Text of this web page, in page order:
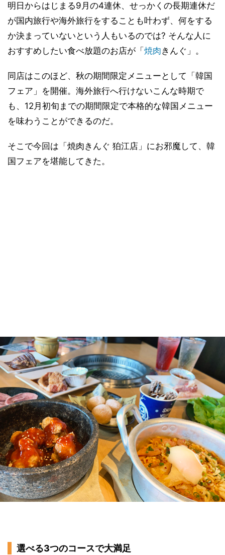
明日からはじまる9月の4連休、せっかくの長期連休だ
が国内旅行や海外旅行をすることも叶わず、何をする
か決まっていないという人もいるのでは? そんな人に
おすすめしたい食べ放題のお店が「 焼肉きんぐ」。
同店はこのほど、秋の期間限定メニューとして「韓国
フェア」を開催。海外旅行へ行けないこんな時期で
も、12月初旬までの期間限定で本格的な韓国メニュー
を味わうことができるのだ。
そこで今回は「焼肉きんぐ 狛江店」にお邪魔して、韓
国フェアを堪能してきた。
選べる3つのコースで大満足